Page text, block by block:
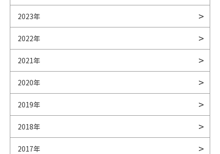
2023年
2022年
2021年
2020年
2019年
2018年
2017年